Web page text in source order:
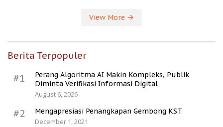
View More
Berita Terpopuler
#1
Perang Algoritma AI Makin Kompleks, Publik
Diminta Verifikasi Informasi Digital
August 6, 2026
#2
Mengapresiasi Penangkapan Gembong KST
December 1, 2021